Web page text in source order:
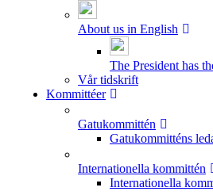
About us in English
The President has
Vår tidskrift
Kommittéer
Gatukommittén
Gatukommitténs
Internationella kommittén
Internationella